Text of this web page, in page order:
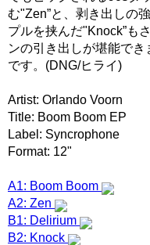
む"Zen”と、剥き出しの
プルを挟んだ"Knock”も
ンの引き出しが堪能で
です。(DNG/ヒライ)
Artist: Orlando Voorn
Title: Boom Boom EP
Label: Syncrophone
Format: 12"
A1: Boom Boom
A2: Zen
B1: Delirium
B2: Knock